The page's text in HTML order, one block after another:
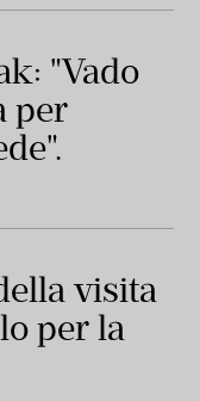
"Vado
per
visita
per la